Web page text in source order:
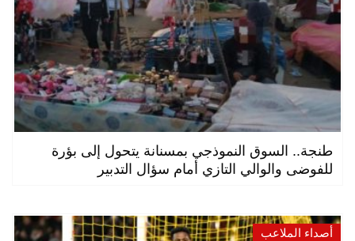
طنجة.. السوق النموذجي بمسنانة يتحول إلى بؤرة
للفوضى والوالي التازي أمام سؤال التدبير
أصداء الملاعب